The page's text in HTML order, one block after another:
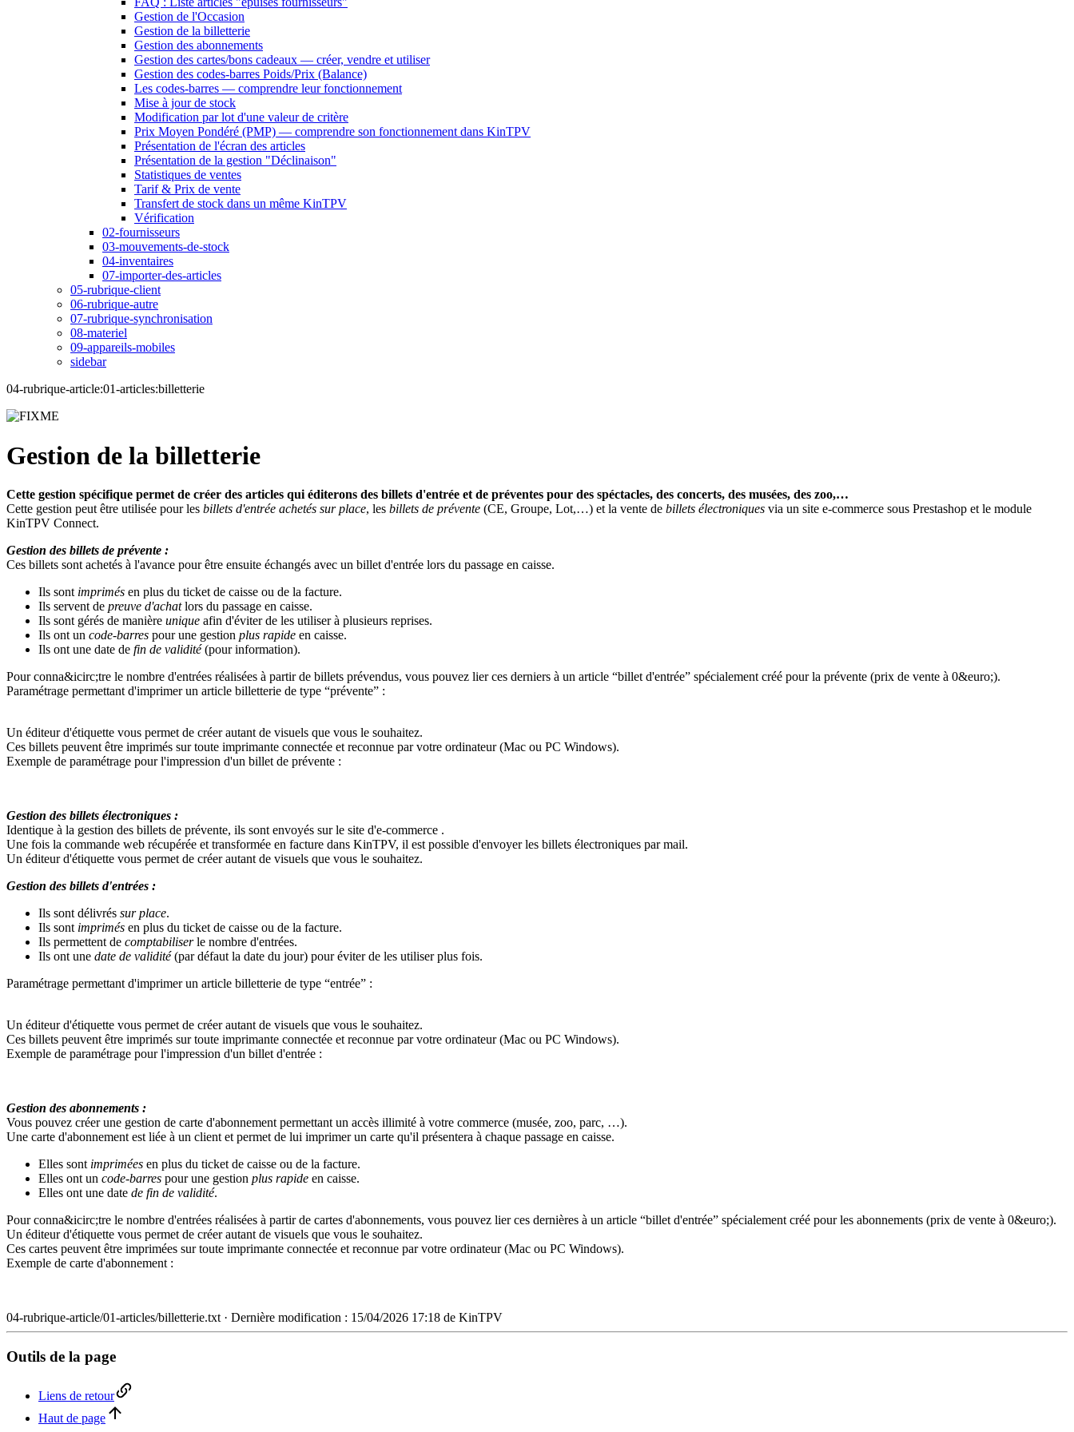
Gestion de l'Occasion
Gestion de la billetterie
Gestion des abonnements
Gestion des cartes/bons cadeaux — créer, vendre et utiliser
Gestion des codes-barres Poids/Prix (Balance)
Les codes-barres — comprendre leur fonctionnement
Mise à jour de stock
Modification par lot d'une valeur de critère
Prix Moyen Pondéré (PMP) — comprendre son fonctionnement dans KinTPV
Présentation de l'écran des articles
Présentation de la gestion "Déclinaison"
Statistiques de ventes
Tarif & Prix de vente
Transfert de stock dans un même KinTPV
Vérification
02-fournisseurs
03-mouvements-de-stock
04-inventaires
07-importer-des-articles
05-rubrique-client
06-rubrique-autre
07-rubrique-synchronisation
08-materiel
09-appareils-mobiles
sidebar
04-rubrique-article:01-articles:billetterie
Gestion de la billetterie
Cette gestion spécifique permet de créer des articles qui éditerons des billets d'entrée et de préventes pour des spéctacles, des concerts, des musées, des zoo,…
Cette gestion peut être utilisée pour les billets d'entrée achetés sur place, les billets de prévente (CE, Groupe, Lot,…) et la vente de billets électroniques via un site e-commerce sous Prestashop et le module
KinTPV Connect.
Gestion des billets de prévente :
Ces billets sont achetés à l'avance pour être ensuite échangés avec un billet d'entrée lors du passage en caisse.
Ils sont imprimés en plus du ticket de caisse ou de la facture.
Ils servent de preuve d'achatlors du passage en caisse.
Ils sont gérés de manière unique afin d'éviter de les utiliser à plusieurs reprises.
Ils ont un code-barres pour une gestion plus rapide en caisse.
Ils ont une date de fin de validité(pour information).
Pour conna&icirc;tre le nombre d'entrées réalisées à partir de billets prévendus, vous pouvez lier ces derniers à un article “billet d'entrée” spécialement créé pour la prévente (prix de vente à 0&euro;).
Paramétrage permettant d'imprimer un article billetterie de type “prévente” :
Un éditeur d'étiquette vous permet de créer autant de visuels que vous le souhaitez.
Ces billets peuvent être imprimés sur toute imprimante connectée et reconnue par votre ordinateur (Mac ou PC Windows).
Exemple de paramétrage pour l'impression d'un billet de prévente :
Gestion des billets électroniques :
Identique à la gestion des billets de prévente, ils sont envoyés sur le site d'e-commerce .
Une fois la commande web récupérée et transformée en facture dans KinTPV, il est possible d'envoyer les billets électroniques par mail.
Un éditeur d'étiquette vous permet de créer autant de visuels que vous le souhaitez.
Gestion des billets d'entrées :
Ils sont délivrés sur place.
Ils sont imprimés en plus du ticket de caisse ou de la facture.
Ils permettent de comptabiliserle nombre d'entrées.
Ils ont une date de validité(par défaut la date du jour) pour éviter de les utiliser plus fois.
Paramétrage permettant d'imprimer un article billetterie de type “entrée” :
Un éditeur d'étiquette vous permet de créer autant de visuels que vous le souhaitez.
Ces billets peuvent être imprimés sur toute imprimante connectée et reconnue par votre ordinateur (Mac ou PC Windows).
Exemple de paramétrage pour l'impression d'un billet d'entrée :
Gestion des abonnements :
Vous pouvez créer une gestion de carte d'abonnement permettant un accès illimité à votre commerce (musée, zoo, parc, …).
Une carte d'abonnement est liée à un client et permet de lui imprimer un carte qu'il présentera à chaque passage en caisse.
Elles sont imprimées en plus du ticket de caisse ou de la facture.
Elles ont un code-barres pour une gestion plus rapide en caisse.
Elles ont une date de fin de validité.
Pour conna&icirc;tre le nombre d'entrées réalisées à partir de cartes d'abonnements, vous pouvez lier ces dernières à un article “billet d'entrée” spécialement créé pour les abonnements (prix de vente à 0&euro;).
Un éditeur d'étiquette vous permet de créer autant de visuels que vous le souhaitez.
Ces cartes peuvent être imprimées sur toute imprimante connectée et reconnue par votre ordinateur (Mac ou PC Windows).
Exemple de carte d'abonnement :
04-rubrique-article/01-articles/billetterie.txt · Dernière modification : 15/04/2026 17:18 de KinTPV
Outils de la page
Liens de retour
Haut de page